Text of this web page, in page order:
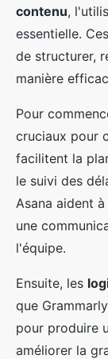
contenu,
essentielle. Ces
de structurer,
manière
Pour
cruciaux pour
facilitent la
le suivi des
Asana aident
une
l'équipe.
Ensuite, les
que
pour produire
améliorer la